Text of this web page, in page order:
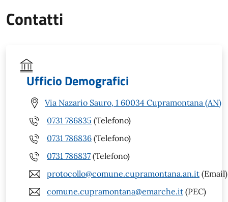
Contatti
Ufficio Demografici
Via Nazario Sauro, 1 60034 Cupramontana (AN)
0731 786835 (Telefono)
0731 786836 (Telefono)
0731 786837 (Telefono)
protocollo@comune.cupramontana.an.it (Email)
comune.cupramontana@emarche.it (PEC)